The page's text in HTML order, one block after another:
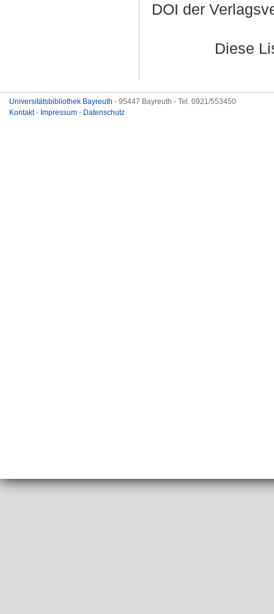
DOI der
Diese
Universitätsbibliothek Bayreuth - 95447 Bayreuth - Tel. 0921/553450
Kontakt- Impressum - Datenschutz